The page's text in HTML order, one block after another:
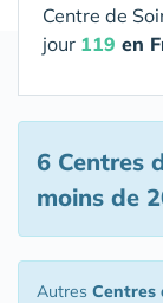
Centre de
jour 119 en
6 Centres
moins de
Autres Centres